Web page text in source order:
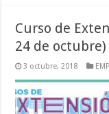
Curso de
24 de octubre)
3 octubre, 2018